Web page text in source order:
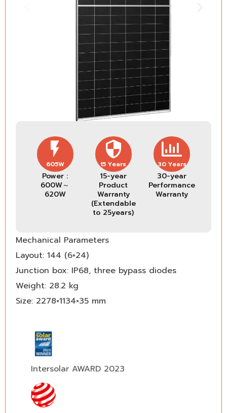
605W
Power :
600W～
620W
15 Years
15-year
Product
Warranty
(Extendable
to 25years)
30 Years
30-year
Performance
Warranty
Mechanical Parameters
Layout: 144 (6×24)
Junction box: IP68, three bypass diodes
Weight: 28.2 kg
Size: 2278×1134×35 mm
Intersolar AWARD 2023